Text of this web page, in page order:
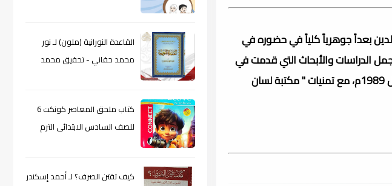
بعداً جوهرياً كلياً في حضوره في
الدراسات والأبحاث التي قدمت في
الندوة التي نظمتها الجمعية العربية لعلم الاجتماع، وعقدت في القاهرة خلال الفترة 4-7 نيسان/أبريل 1989م، مع تمنيات " مكتبة لسان
القاعدة النورانية (ملون) لـ نور
محمد حقاني - تحقيق محمد
كتاب ملحق المعاصر كونكت 6
للصف السادس الابتدائى الترم
كيف تقتن الصرف؟ لـ أحمد إسكندر